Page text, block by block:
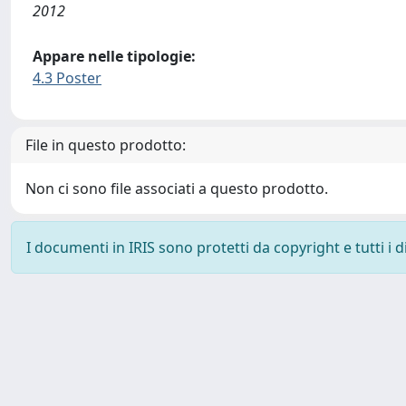
2012
Appare nelle tipologie:
4.3 Poster
File in questo prodotto:
Non ci sono file associati a questo prodotto.
I documenti in IRIS sono protetti da copyright e tutti i